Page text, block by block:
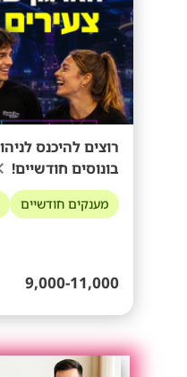
בונוסים חודשיים!
מענקים חודשיים
9,000-11,000